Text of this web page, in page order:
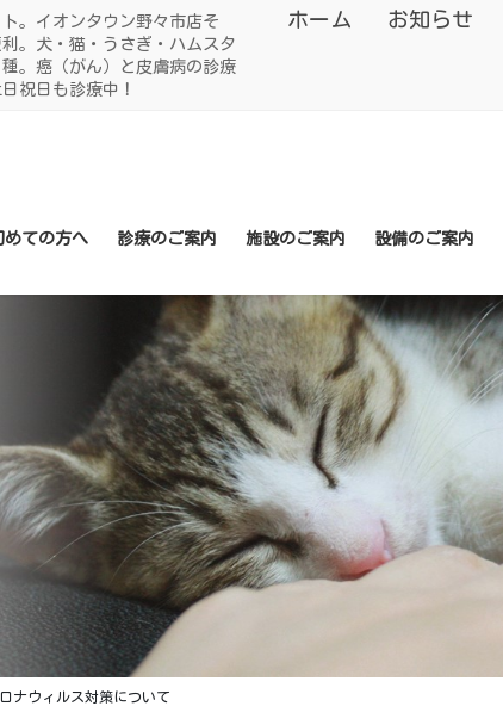
。イオンタウン野々市店そ
。犬・猫・うさぎ・ハムスタ
。癌（がん）と皮膚病の診療
祝日も診療中！
ホーム お知らせ
めての方へ 診療のご案内 施設のご案内 設備のご案内
ナウィルス対策について